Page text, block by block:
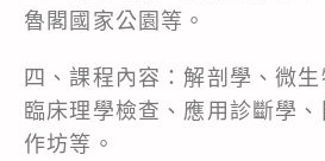
魯閣國家公園等。
四、課程內容：解剖學、微
臨床理學檢查、應用診斷學
作坊等。